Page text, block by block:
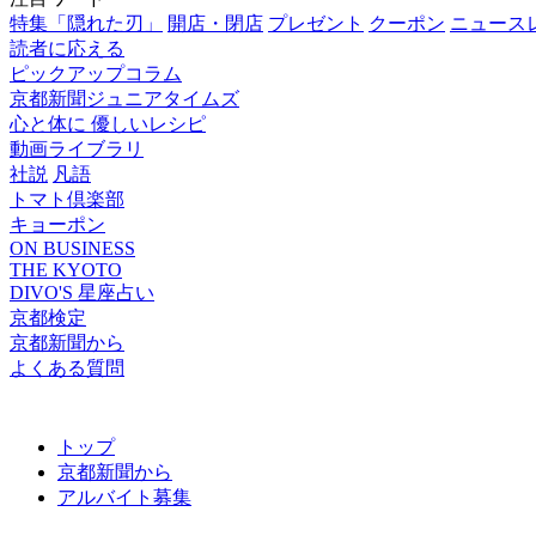
特集「隠れた刃」
開店・閉店 プレゼント クーポン ニュース
読者に応える
ピックアップコラム
京都新聞ジュニアタイムズ
心と体に 優しいレシピ
動画ライブラリ
社説 凡語
トマト倶楽部
キョーポン
ON BUSINESS
THE KYOTO
DIVO'S 星座占い
京都検定
京都新聞から
よくある質問
トップ
京都新聞から
アルバイト募集